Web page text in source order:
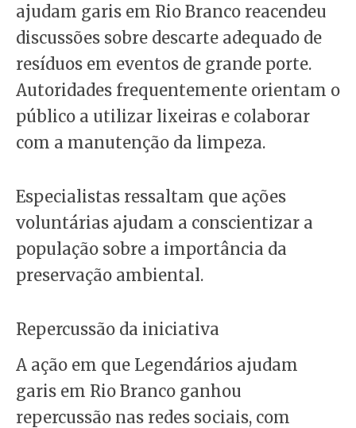
ajudam garis em Rio Branco reacendeu
discussões sobre descarte adequado de
resíduos em eventos de grande porte.
Autoridades frequentemente orientam o
público a utilizar lixeiras e colaborar
com a manutenção da limpeza.
Especialistas ressaltam que ações
voluntárias ajudam a conscientizar a
população sobre a importância da
preservação ambiental.
Repercussão da iniciativa
A ação em que Legendários ajudam
garis em Rio Branco ganhou
repercussão nas redes sociais, com